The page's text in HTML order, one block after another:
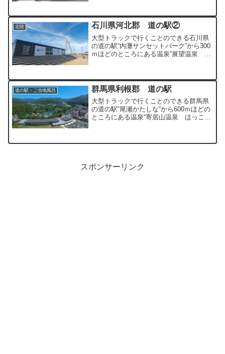
北陸 石川県河北郡 道の駅②
大型トラックで行くことのできる石川県
の道の駅“内灘サンセットパーク”から300
ｍほどのところにある温泉“展望温泉 ほ
ができます。
道の駅・ご当地風呂 群馬県利根郡 道の駅
大型トラックで行くことのできる群馬県
の道の駅“尾瀬かたしな”から600ｍほどの
ところにある温泉“寄居山温泉 ほっこり
スポンサーリンク